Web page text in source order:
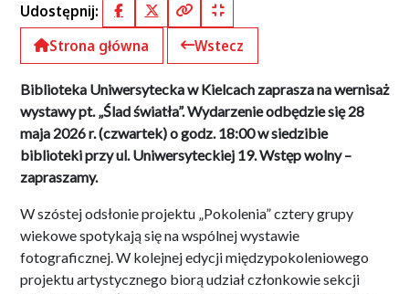
Udostępnij:
FacebookX (Twitter)
Kopiuj pełny link
Kopiuj krótki link
Strona główna
Wstecz
Biblioteka Uniwersytecka w Kielcach zaprasza na wernisaż
wystawy pt. „Ślad światła”. Wydarzenie odbędzie się 28
maja 2026 r. (czwartek) o godz. 18:00 w siedzibie
biblioteki przy ul. Uniwersyteckiej 19. Wstęp wolny –
zapraszamy.
W szóstej odsłonie projektu „Pokolenia” cztery grupy
wiekowe spotykają się na wspólnej wystawie
fotograficznej. W kolejnej edycji międzypokoleniowego
projektu artystycznego biorą udział członkowie sekcji